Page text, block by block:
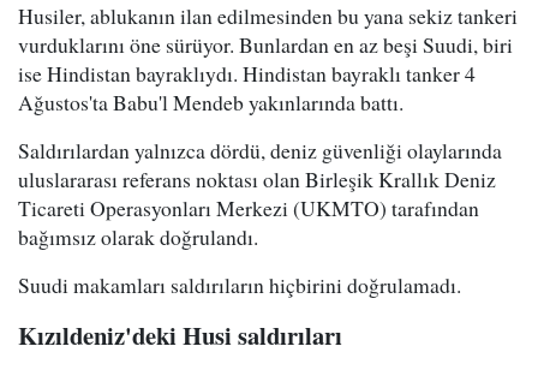
Husiler, ablukanın ilan edilmesinden bu yana sekiz tankeri
vurduklarını öne sürüyor. Bunlardan en az beşi Suudi, biri
ise Hindistan bayraklıydı. Hindistan bayraklı tanker 4
Ağustos'ta Babu'l Mendeb yakınlarında battı.
Saldırılardan yalnızca dördü, deniz güvenliği olaylarında
uluslararası referans noktası olan Birleşik Krallık Deniz
Ticareti Operasyonları Merkezi (UKMTO) tarafından
bağımsız olarak doğrulandı.
Suudi makamları saldırıların hiçbirini doğrulamadı.
Kızıldeniz'deki Husi saldırıları